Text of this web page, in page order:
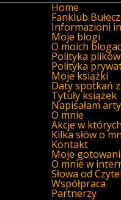
Home
Fanklub
Informazioni
Moje blogi
O moich
Polityka
Polityka
Moje książki
Daty spotkań
Tytuły książek
Napisałam
O mnie
Akcje w
Kilka słów o
Kontakt
Moje
O mnie w
Słowa od
Współpraca
Partnerzy